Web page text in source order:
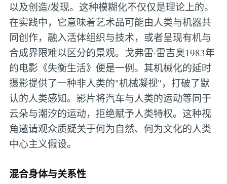
以及创造/发现。这种模糊化不仅仅是理论上的。
在实践中，它意味着艺术品可能由人类与机器共
同创作，融入活体组织与技术，或者呈现有机与
合成界限难以区分的景观。戈弗雷·雷吉奥1983年
的电影《失衡生活》便是一例。其机械化的延时
摄影提供了一种非人类的"机械凝视"，打破了默
认的人类感知。影片将汽车与人类的运动等同于
云朵与潮汐的运动，拒绝赋予人类特权。这种视
角邀请观众质疑关于何为自然、何为文化的人类
中心主义假设。
混合身体与关系性